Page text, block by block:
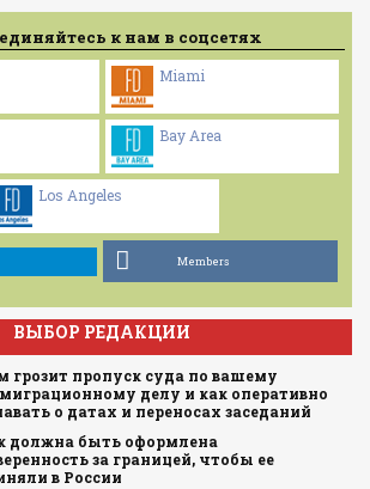
к нам в соцсетях
Miami
Bay Area
Los Angeles
Members
ВЫБОР РЕДАКЦИИ
грозит пропуск суда по вашему
делу и как оперативно
о датах и переносах заседаний
должна быть оформлена
за границей, чтобы ее
в России